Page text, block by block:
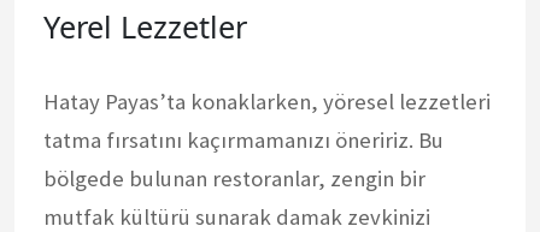
Yerel Lezzetler
Hatay Payas’ta konaklarken, yöresel lezzetleri
tatma fırsatını kaçırmamanızı öneririz. Bu
bölgede bulunan restoranlar, zengin bir
mutfak kültürü sunarak damak zevkinizi